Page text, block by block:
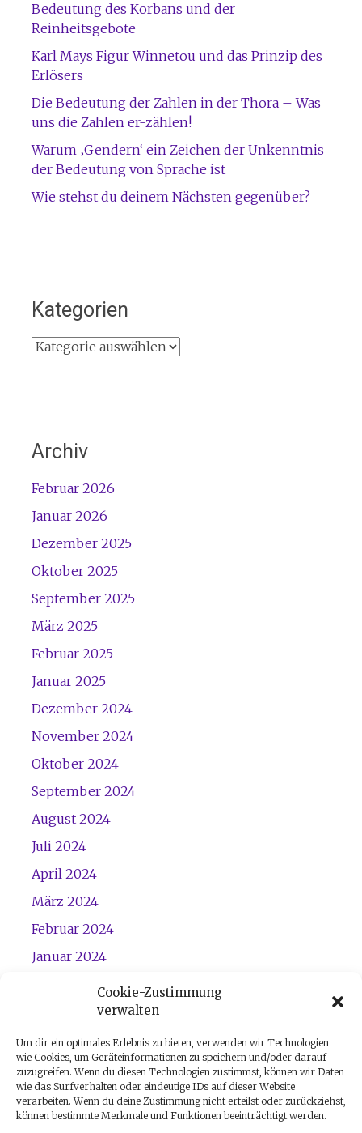
Cookie-Zustimmung
verwalten
Um dir ein optimales Erlebnis zu bieten, verwenden wir Technologien
wie Cookies, um Geräteinformationen zu speichern und/oder darauf
zuzugreifen. Wenn du diesen Technologien zustimmst, können wir Daten
wie das Surfverhalten oder eindeutige IDs auf dieser Website
verarbeiten. Wenn du deine Zustimmung nicht erteilst oder zurückziehst,
können bestimmte Merkmale und Funktionen beeinträchtigt werden.
Bedeutung des Korbans und der
Reinheitsgebote
Karl Mays Figur Winnetou und das Prinzip des
Erlösers
Die Bedeutung der Zahlen in der Thora – Was
uns die Zahlen er-zählen!
Warum ‚Gendern‘ ein Zeichen der Unkenntnis
der Bedeutung von Sprache ist
Wie stehst du deinem Nächsten gegenüber?
Kategorien
Kategorien
Archiv
Februar 2026
Januar 2026
Dezember 2025
Oktober 2025
September 2025
März 2025
Februar 2025
Januar 2025
Dezember 2024
November 2024
Oktober 2024
September 2024
August 2024
Juli 2024
April 2024
März 2024
Februar 2024
Januar 2024
Dezember 2023
November 2023